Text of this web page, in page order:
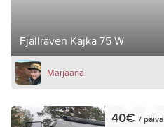
Fjällräven Kajka 75 W
Marjaana
40€ / päivä